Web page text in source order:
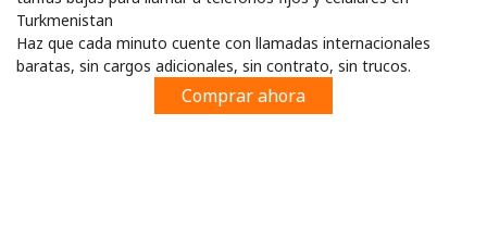
o
Turkmenistan
Haz que cada minuto cuente con llamadas internacionales
baratas, sin cargos adicionales, sin contrato, sin trucos.
Comprar ahora